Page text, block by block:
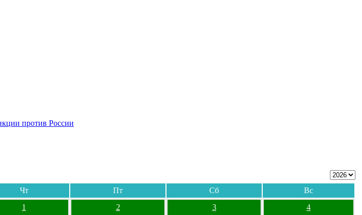
против России
Чт Пт Сб
Вс
1
2 3 4